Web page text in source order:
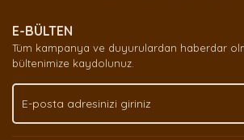
E-BÜLTEN
Tüm kampanya ve duyurulardan haberdar
bültenimize kaydolunuz.